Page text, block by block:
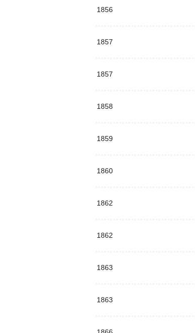
1856
1857
1857
1858
1859
1860
1862
1862
1863
1863